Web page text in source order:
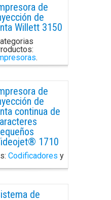
de
de
Willett 3150
.
de
de
continua de
1710
Codificadores y
de